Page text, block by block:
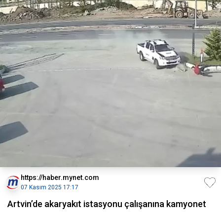
https://haber.mynet.com
07 Kasım 2025 17:17
Artvin’de akaryakıt istasyonu çalışanına kamyonet